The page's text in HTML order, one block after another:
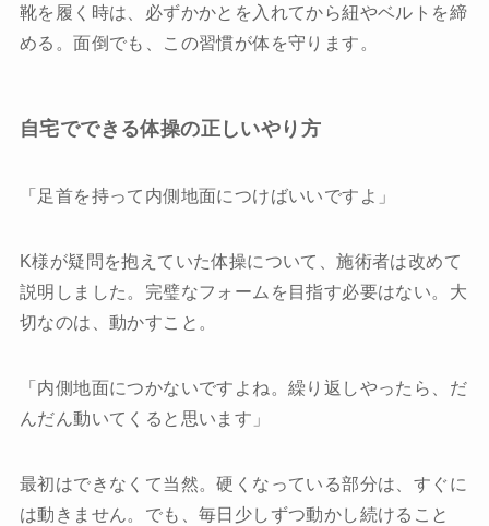
靴を履く時は、必ずかかとを入れてから紐やベルトを締
める。面倒でも、この習慣が体を守ります。
自宅でできる体操の正しいやり方
「足首を持って内側地面につけばいいですよ」
K様が疑問を抱えていた体操について、施術者は改めて
説明しました。完璧なフォームを目指す必要はない。大
切なのは、動かすこと。
「内側地面につかないですよね。繰り返しやったら、だ
んだん動いてくると思います」
最初はできなくて当然。硬くなっている部分は、すぐに
は動きません。でも、毎日少しずつ動かし続けること